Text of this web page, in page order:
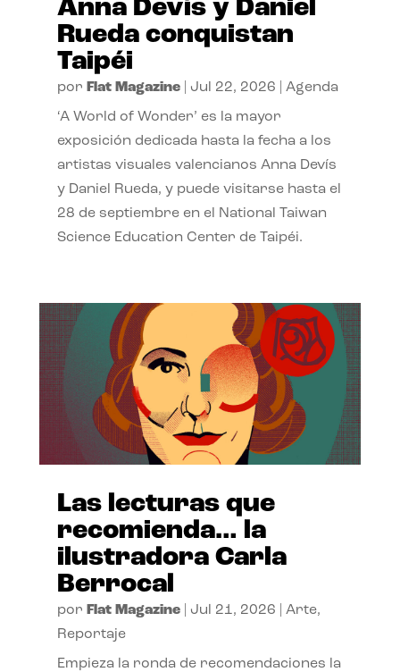
Anna Devís y Daniel
Rueda conquistan
Taipéi
por Flat Magazine| Jul 22, 2026 Agenda
‘A World of Wonder’ es la mayor
exposición dedicada hasta la fecha a los
artistas visuales valencianos Anna Devís
y Daniel Rueda, y puede visitarse hasta el
28 de septiembre en el National Taiwan
Science Education Center de Taipéi.
Las lecturas que
recomienda… la
ilustradora Carla
Berrocal
por Flat Magazine| Jul 21, 2026 Arte,
Reportaje
Empieza la ronda de recomendaciones la